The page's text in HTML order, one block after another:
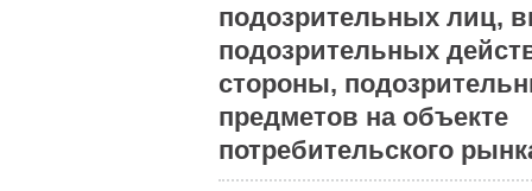
подозрительных лиц,
подозрительных
стороны,
предметов на объекте
потребительского